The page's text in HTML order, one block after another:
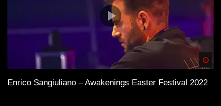
Enrico Sangiuliano – Awakenings Easter Festival 2022